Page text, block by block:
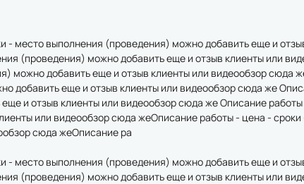
- место выполнения (проведения) можно добавить еще и
(проведения) можно добавить еще и отзыв клиенты или
можно добавить еще и отзыв клиенты или видеообзор сюда
добавить еще и отзыв клиенты или видеообзор сюда же
и отзыв клиенты или видеообзор сюда же Описание
или видеообзор сюда жеОписание работы - цена -
сюда жеОписание ра
- место выполнения (проведения) можно добавить еще и
(проведения) можно добавить еще и отзыв клиенты или